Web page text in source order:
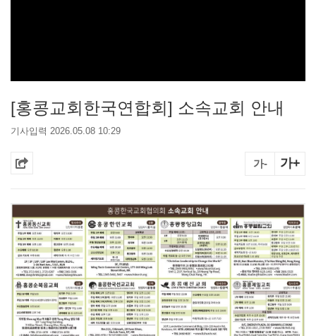
[홍콩교회한국연합회] 소속교회 안내
기사입력 2026.05.08 10:29
가- 가+